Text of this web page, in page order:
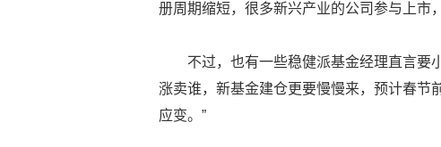
册周期缩短，很多新兴产业的公司参与上市
不过，也有一些稳健派基金经理直言要
涨卖谁，新基金建仓更要慢慢来，预计春节
应变。”